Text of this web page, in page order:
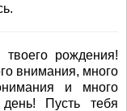
рождения!
внимания, много
и много
Пусть тебя